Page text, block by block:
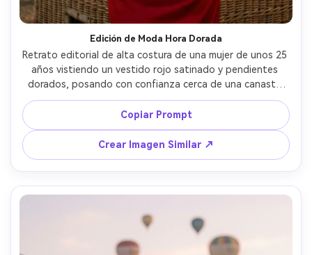
Edición de Moda Hora Dorada
Retrato editorial de alta costura de una mujer de unos 25
años vistiendo un vestido rojo satinado y pendientes
dorados, posando con confianza cerca de una canasta
de globo al atardecer, globos ascendiendo a lo lejos, luz
cálida de contraluz con destello de lente, tomada con
Hasselblad X2D, 80mm, encuadre de cintura para arriba,
textura de piel limpia, look de portada de revista, ultra
realista --ar 4:5
Copiar Prompt
Crear Imagen Similar ↗